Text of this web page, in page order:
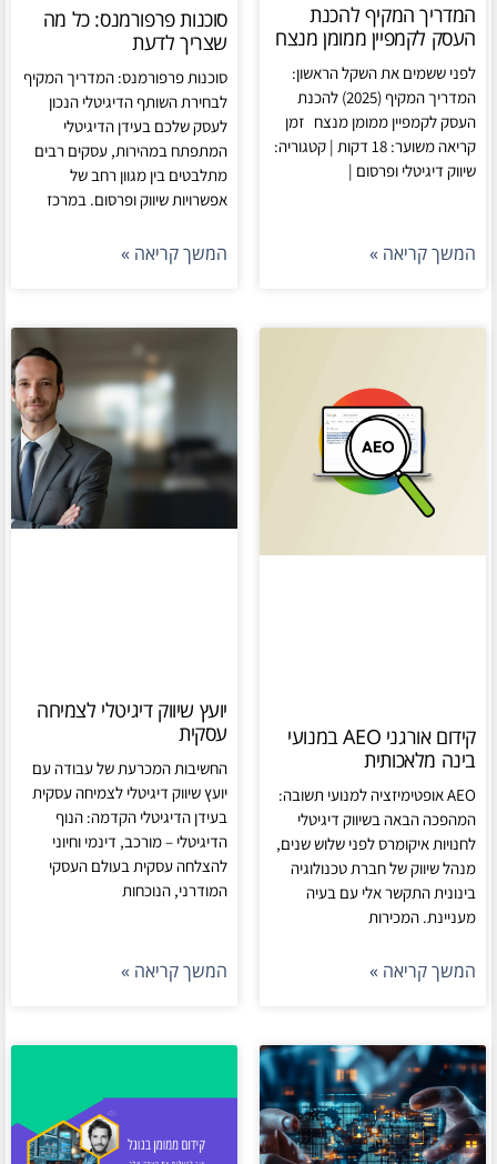
המדריך המקיף להכנת
העסק לקמפיין ממומן מנצח
לפני ששמים את השקל הראשון:
המדריך המקיף (2025) להכנת
העסק לקמפיין ממומן מנצח זמן
קריאה משוער: 18 דקות | קטגוריה:
שיווק דיגיטלי ופרסום |
המשך קריאה »
סוכנות פרפורמנס: כל מה
שצריך לדעת
סוכנות פרפורמנס: המדריך המקיף
לבחירת השותף הדיגיטלי הנכון
לעסק שלכם בעידן הדיגיטלי
המתפתח במהירות, עסקים רבים
מתלבטים בין מגוון רחב של
אפשרויות שיווק ופרסום. במרכז
המשך קריאה »
קידום אורגני AEO במנועי
בינה מלאכותית
AEO אופטימיזציה למנועי תשובה:
המהפכה הבאה בשיווק דיגיטלי
לחנויות איקומרס לפני שלוש שנים,
מנהל שיווק של חברת טכנולוגיה
בינונית התקשר אלי עם בעיה
מעניינת. המכירות
המשך קריאה »
יועץ שיווק דיגיטלי לצמיחה
עסקית
החשיבות המכרעת של עבודה עם
יועץ שיווק דיגיטלי לצמיחה עסקית
בעידן הדיגיטלי הקדמה: הנוף
הדיגיטלי – מורכב, דינמי וחיוני
להצלחה עסקית בעולם העסקי
המודרני, הנוכחות
המשך קריאה »